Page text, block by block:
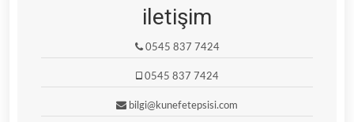
iletişim
0545 837 7424
0545 837 7424
bilgi@kunefetepsisi.com